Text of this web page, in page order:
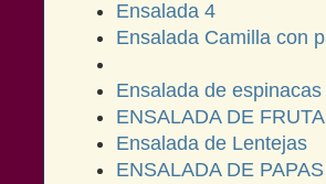
Ensalada 4
Ensalada Camilla con
Ensalada de espinacas
ENSALADA DE
Ensalada de Lentejas
ENSALADA DE